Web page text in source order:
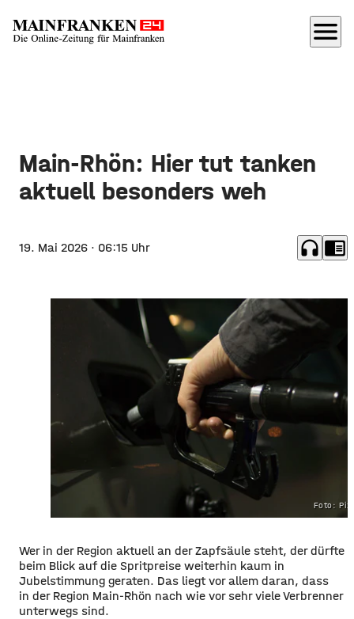
menu
Main-Rhön: Hier tut tanken
aktuell besonders weh
19. Mai 2026 · 06:15 Uhr headphones chrome_reader_mode
Foto:
Wer in der Region aktuell an der Zapfsäule steht, der dürfte
beim Blick auf die Spritpreise weiterhin kaum in
Jubelstimmung geraten. Das liegt vor allem daran, dass
in der Region Main-Rhön nach wie vor sehr viele Verbrenner
unterwegs sind.